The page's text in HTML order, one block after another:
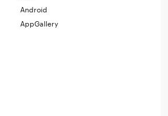
Android
AppGallery